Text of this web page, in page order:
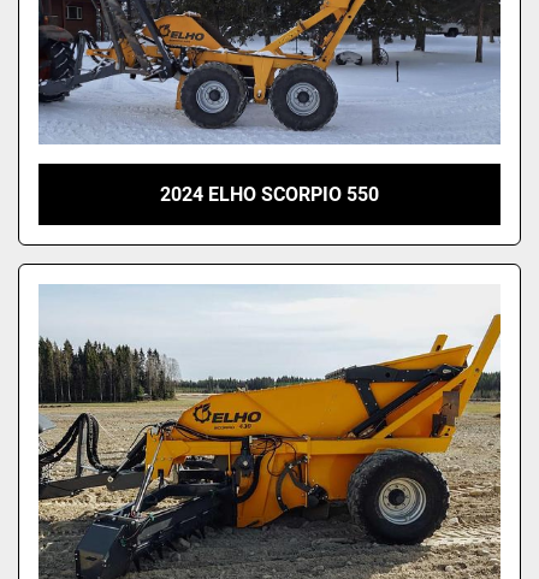
2024 ELHO SCORPIO 550